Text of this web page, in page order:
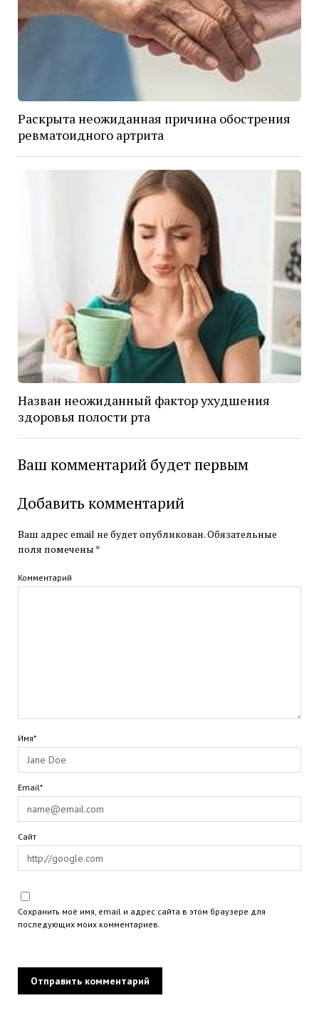
Раскрыта неожиданная причина обострения
ревматоидного артрита
Назван неожиданный фактор ухудшения
здоровья полости рта
Ваш комментарий будет первым
Добавить комментарий
Ваш адрес email не будет опубликован.Обязательные
поля помечены *
Комментарий
Имя*
Email*
Сайт
Сохранить моё имя, email и адрес сайта в этом браузере для
последующих моих комментариев.